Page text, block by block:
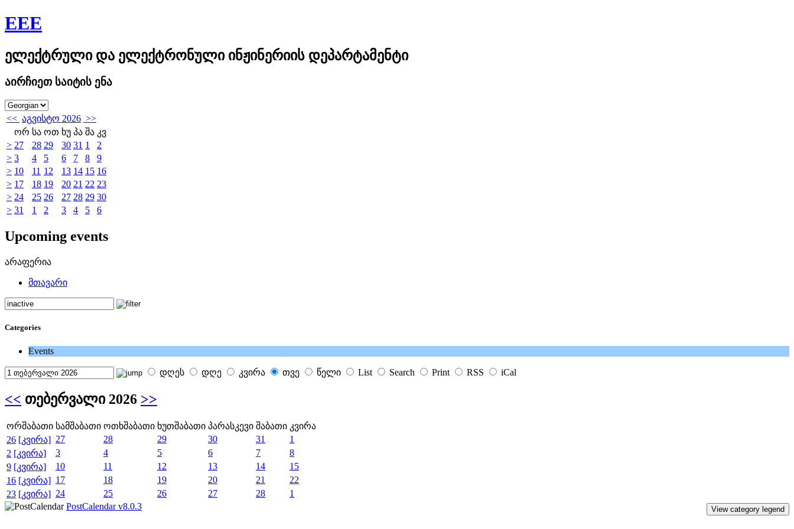
EEE
ელექტრული და ელექტრონული ინჟინერიის დეპარტამენტი
აირჩიეთ საიტის ენა
<< აგვისტო 2026 >>
ორ სა ოთ ხუ პა შა კვ
> 27 28 29 30 31 1
2
> 3 4 5 6 7 8
9
> 10 11 12 13 14 15 16
> 17 18 19 20 21 22 23
> 24 25 26 27 28 29 30
> 31 1 2 3 4 5 6
Upcoming events
არაფერია
მთავარი
Categories
Events
დღეს დღე კვირა თვე წელი List Search Print RSS iCal
<< თებერვალი 2026 >>
ორშაბათი სამშაბათი ოთხშაბათი ხუთშაბათი პარასკევი შაბათი კვირა
26 [კვირა] 27 28 29 30 31
1
2 [კვირა] 3 4 5 6 7
8
9 [კვირა] 10 11 12 13 14
15
16 [კვირა] 17 18 19 20 21
22
23 [კვირა] 24 25 26 27 28 1
View category legend
PostCalendar v8.0.3